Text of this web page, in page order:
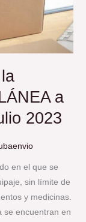
a
2023
en el que se
sin límite de
y medicinas.
se encuentran en